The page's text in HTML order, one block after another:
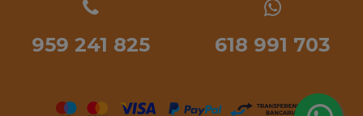
959 241 825 618 991 703